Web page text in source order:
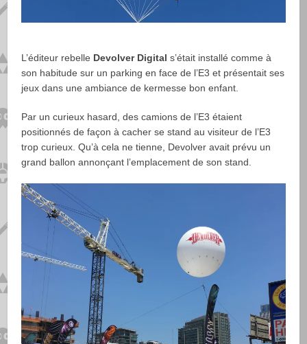
L’éditeur rebelle Devolver Digital s’était installé comme à
son habitude sur un parking en face de l’E3 et présentait ses
jeux dans une ambiance de kermesse bon enfant.
Par un curieux hasard, des camions de l’E3 étaient
positionnés de façon à cacher se stand au visiteur de l’E3
trop curieux. Qu’à cela ne tienne, Devolver avait prévu un
grand ballon annonçant l’emplacement de son stand.